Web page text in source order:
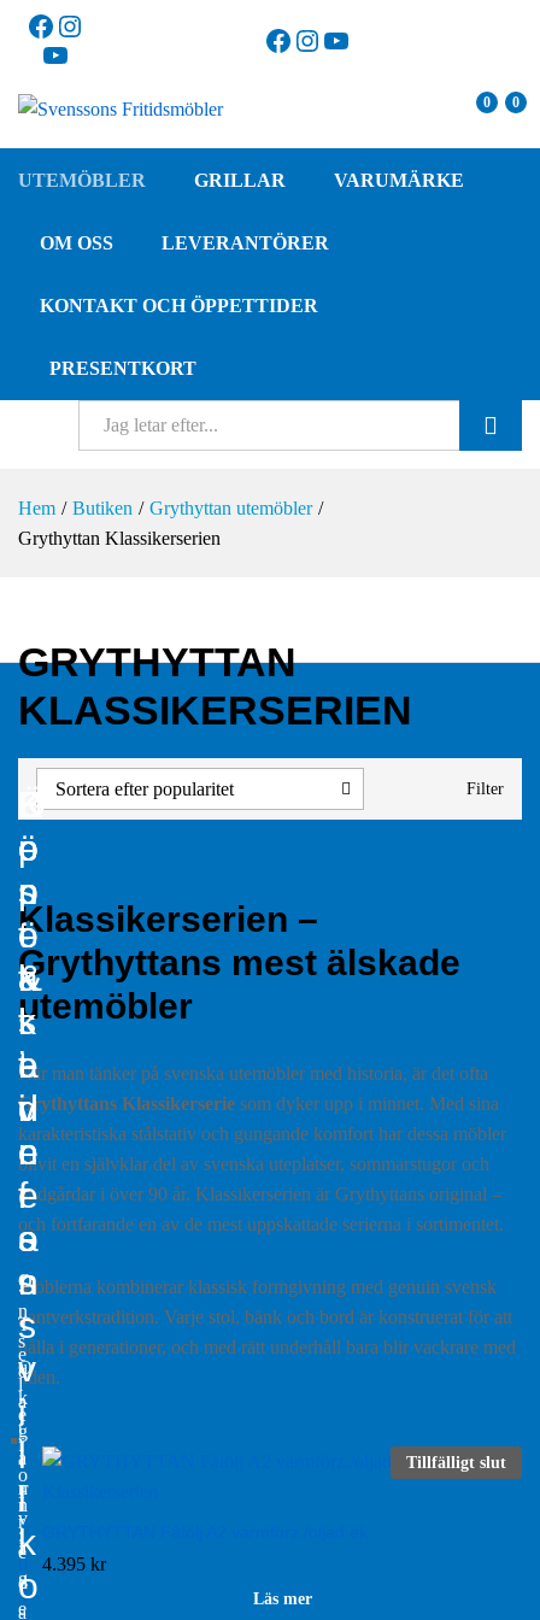
Facebook
Instagram
YouTube
Facebook
Instagram
YouTube
0 0
UTEMÖBLER GRILLAR VARUMÄRKE
OM OSS LEVERANTÖRER
KONTAKT OCH ÖPPETTIDER
PRESENTKORT
Hem / Butiken / Grythyttan utemöbler /
Grythyttan Klassikerserien
GRYTHYTTAN
KLASSIKERSERIEN
Filter
Sortera efter popularitet
Klassikerserien –
Grythyttans mest älskade
utemöbler
När man tänker på svenska utemöbler med historia, är det ofta
Grythyttans Klassikerserie som dyker upp i minnet. Med sina
karakteristiska stålstativ och gungande komfort har dessa möbler
blivit en självklar del av svenska uteplatser, sommarstugor och
trädgårdar i över 90 år. Klassikerserien är Grythyttans original –
och fortfarande en av de mest uppskattade serierna i sortimentet.
Möblerna kombinerar klassisk formgivning med genuin svensk
hantverkstradition. Varje stol, bänk och bord är konstruerat för att
hålla i generationer, och med rätt underhåll bara blir vackrare med
tiden.
Tillfälligt slut
4.395 kr
Läs mer
B
e
s
ö
k
s
a
d
r
e
s
s
O
k
t
a
n
v
ä
g
e
K
o
n
t
a
k
t
i
n
f
o
T
e
l
e
f
o
n
:
0
3
Ö
p
p
e
t
t
i
d
e
r
O
n
s
d
a
g
-
F
r
e
d
a
K
ö
p
-
&
l
e
v
e
r
a
n
s
v
i
l
l
k
o